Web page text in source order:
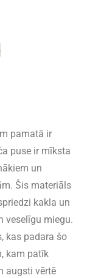
pamatā ir
puse ir mīksta
un
Šis materiāls
kakla un
veselīgu miegu.
kas padara šo
kam patīk
augsti vērtē